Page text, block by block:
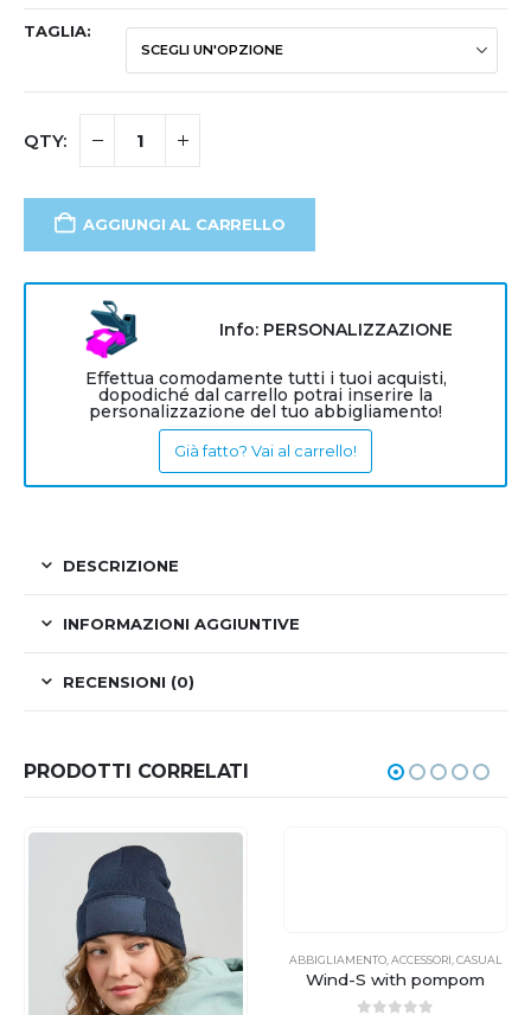
TAGLIA
AGGIUNGI AL CARRELLO
Info: PERSONALIZZAZIONE
Effettua comodamente tutti i tuoi acquisti,
dopodiché dal carrello potrai inserire la
personalizzazione del tuo abbigliamento!
Già fatto? Vai al carrello!
DESCRIZIONE
INFORMAZIONI AGGIUNTIVE
RECENSIONI (0)
PRODOTTI CORRELATI